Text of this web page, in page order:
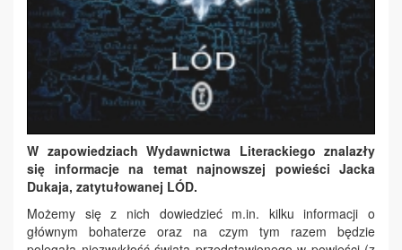
W zapowiedziach Wydawnictwa Literackiego znalazły
się informacje na temat najnowszej powieści Jacka
Dukaja, zatytułowanej LÓD.
Możemy się z nich dowiedzieć m.in. kilku informacji o
głównym bohaterze oraz na czym tym razem będzie